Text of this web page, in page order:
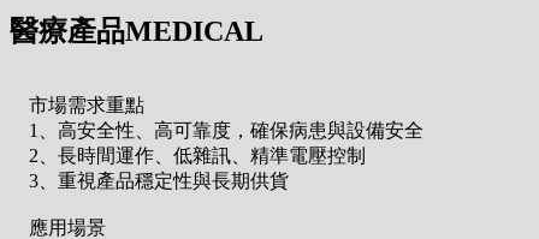
醫療產品MEDICAL
市場需求重點
1、高安全性、高可靠度，確保病患與設備安全
2、長時間運作、低雜訊、精準電壓控制
3、重視產品穩定性與長期供貨
應用場景